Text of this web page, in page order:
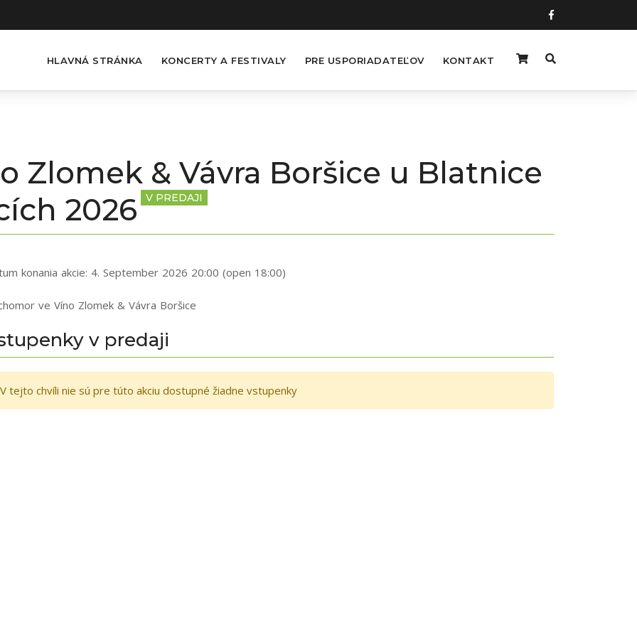
HLAVNÁ STRÁNKA KONCERTY A FESTIVALY PRE USPORIADATEĽOV KONTAKT
Zlomek & Vávra Boršice u Blatnice
2026
V PREDAJI
konania akcie: 4. September 2026 20:00 (open 18:00)
ve Víno Zlomek & Vávra Boršice
v predaji
V tejto chvíli nie sú pre túto akciu dostupné žiadne vstupenky